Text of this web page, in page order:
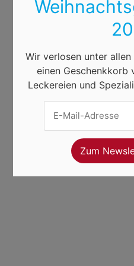
Wir verlosen unter
einen Geschenkkorb
Leckereien und